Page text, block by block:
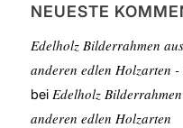
NEUESTE
Edelholz Bilderrahmen
anderen edlen Holzarten -
bei Edelholz
anderen edlen Holzarten